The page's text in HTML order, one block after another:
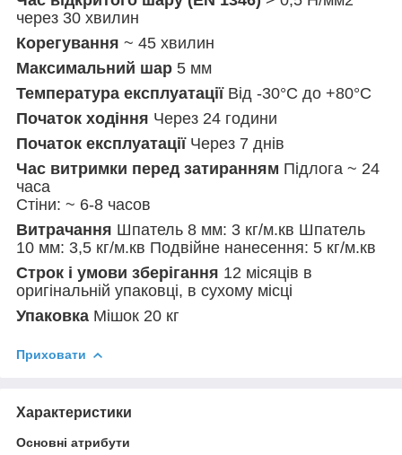
через 30 хвилин
Корегування ~ 45 хвилин
Максимальний шар 5 мм
Температура експлуатації Від -30°C до +80°C
Початок ходіння Через 24 години
Початок експлуатації Через 7 днів
Час витримки перед затиранням Підлога ~ 24
часа
Стіни: ~ 6-8 часов
Витрачання Шпатель 8 мм: 3 кг/м.кв Шпатель
10 мм: 3,5 кг/м.кв Подвійне нанесення: 5 кг/м.кв
Строк і умови зберігання 12 місяців в
оригінальній упаковці, в сухому місці
Упаковка Мішок 20 кг
Приховати
Характеристики
Основні атрибути